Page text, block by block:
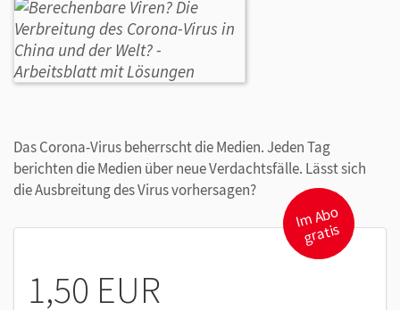
Das Corona-Virus beherrscht die Medien. Jeden Tag
berichten die Medien über neue Verdachtsfälle. Lässt sich
die Ausbreitung des Virus vorhersagen?
I
m
A
b
o
gr
atis
1,50 EUR